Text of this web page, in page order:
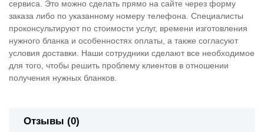
сервиса. Это можно сделать прямо на сайте через форму
заказа либо по указанному номеру телефона. Специалисты
проконсультируют по стоимости услуг, времени изготовления
нужного бланка и особенностях оплаты, а также согласуют
условия доставки. Наши сотрудники сделают все необходимое
для того, чтобы решить проблему клиентов в отношении
получения нужных бланков.
Отзывы (0)